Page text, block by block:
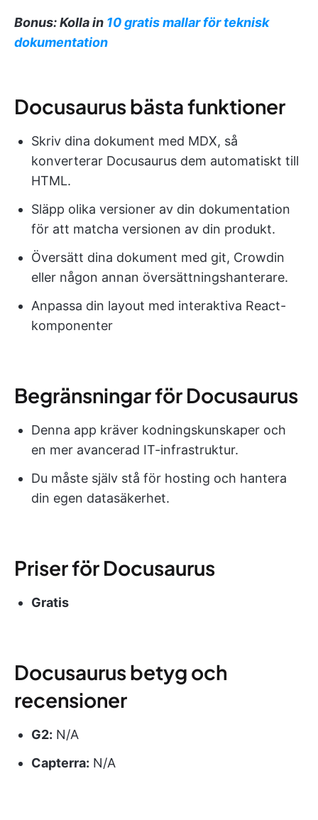
Bonus: Kolla in 10 gratis mallar för teknisk
dokumentation
Docusaurus bästa funktioner
Skriv dina dokument med MDX, så
konverterar Docusaurus dem automatiskt till
HTML.
Släpp olika versioner av din dokumentation
för att matcha versionen av din produkt.
Översätt dina dokument med git, Crowdin
eller någon annan översättningshanterare.
Anpassa din layout med interaktiva React-
komponenter
Begränsningar för Docusaurus
Denna app kräver kodningskunskaper och
en mer avancerad IT-infrastruktur.
Du måste själv stå för hosting och hantera
din egen datasäkerhet.
Priser för Docusaurus
Gratis
Docusaurus betyg och
recensioner
G2: N/A
Capterra: N/A